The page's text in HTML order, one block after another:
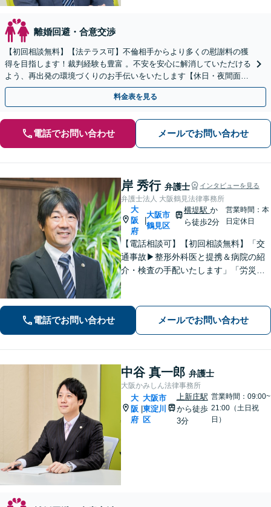
離婚回避・合意交渉
【初回相談無料】【法テラス可】不倫相手からより多くの慰謝料の獲
得を目指します！裁判経験も豊富 。不安を安心に解消していただける
よう、再出発の環境づくりのお手伝いをいたします【休日・夜間面談
可】【完全個室制】【子連れ相談可】【守口市駅1分】
料金表を見る
電話でお問い合わせ メールでお問い合わせ
岸 秀行 弁護士 インタビューを見る
弁護士法人 大阪鶴見法律事務所
大
阪
府
大阪市
鶴見区
横堤駅 か
ら徒歩2分
営業時間：本
日定休日
【電話相談可】【初回相談無料】「交
通事故▶︎整形外科医と提携＆病院の紹
介・検査の手配いたします」「労災の
ます。法律問題だけではないトータル
サポートを目指します【セカンドオピ
ニオン可】
電話でお問い合わせ メールでお問い合わせ
中谷 真一郎 弁護士
大阪かみしん法律事務所
大
阪
府
大阪市
東淀川
区
上新庄駅
から徒歩
3分
営業時間：09:00~
21:00（土日祝
日）